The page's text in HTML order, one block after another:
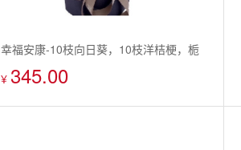
幸福安康-10枝向日葵，10枝洋桔梗，栀
子叶
¥ 345.00